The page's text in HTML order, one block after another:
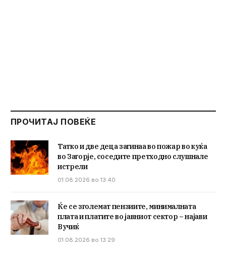
ПРОЧИТАЈ ПОВЕЌЕ
Татко и две деца загинаа во пожар во куќа
во Загорје, соседите претходно слушнале
истрели
01.08.2026 во 13:40
Ќе се зголемат пензиите, минималната
плата и платите во јавниот сектор – најави
Вучиќ
01.08.2026 во 13:29